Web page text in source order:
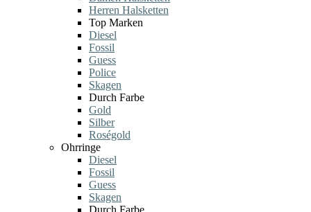
Herren Halsketten
Top Marken
Diesel
Fossil
Guess
Police
Skagen
Durch Farbe
Gold
Silber
Roségold
Ohrringe
Diesel
Fossil
Guess
Skagen
Durch Farbe